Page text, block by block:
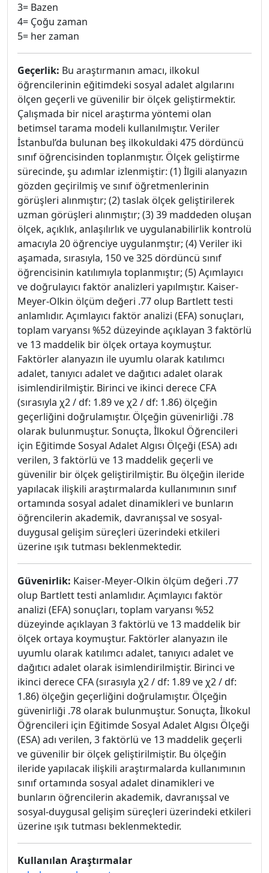
3= Bazen
4= Çoğu zaman
5= her zaman
Geçerlik: Bu araştırmanın amacı, ilkokul
öğrencilerinin eğitimdeki sosyal adalet algılarını
ölçen geçerli ve güvenilir bir ölçek geliştirmektir.
Çalışmada bir nicel araştırma yöntemi olan
betimsel tarama modeli kullanılmıştır. Veriler
İstanbul’da bulunan beş ilkokuldaki 475 dördüncü
sınıf öğrencisinden toplanmıştır. Ölçek geliştirme
sürecinde, şu adımlar izlenmiştir: (1) İlgili alanyazın
gözden geçirilmiş ve sınıf öğretmenlerinin
görüşleri alınmıştır; (2) taslak ölçek geliştirilerek
uzman görüşleri alınmıştır; (3) 39 maddeden oluşan
ölçek, açıklık, anlaşılırlık ve uygulanabilirlik kontrolü
amacıyla 20 öğrenciye uygulanmştır; (4) Veriler iki
aşamada, sırasıyla, 150 ve 325 dördüncü sınıf
öğrencisinin katılımıyla toplanmıştır; (5) Açımlayıcı
ve doğrulayıcı faktör analizleri yapılmıştır. Kaiser-
Meyer-Olkin ölçüm değeri .77 olup Bartlett testi
anlamlıdır. Açımlayıcı faktör analizi (EFA) sonuçları,
toplam varyansı %52 düzeyinde açıklayan 3 faktörlü
ve 13 maddelik bir ölçek ortaya koymuştur.
Faktörler alanyazın ile uyumlu olarak katılımcı
adalet, tanıyıcı adalet ve dağıtıcı adalet olarak
isimlendirilmiştir. Birinci ve ikinci derece CFA
(sırasıyla χ2 / df: 1.89 ve χ2 / df: 1.86) ölçeğin
geçerliğini doğrulamıştır. Ölçeğin güvenirliği .78
olarak bulunmuştur. Sonuçta, İlkokul Öğrencileri
için Eğitimde Sosyal Adalet Algısı Ölçeği (ESA) adı
verilen, 3 faktörlü ve 13 maddelik geçerli ve
güvenilir bir ölçek geliştirilmiştir. Bu ölçeğin ileride
yapılacak ilişkili araştırmalarda kullanımının sınıf
ortamında sosyal adalet dinamikleri ve bunların
öğrencilerin akademik, davranışsal ve sosyal-
duygusal gelişim süreçleri üzerindeki etkileri
üzerine ışık tutması beklenmektedir.
Güvenirlik: Kaiser-Meyer-Olkin ölçüm değeri .77
olup Bartlett testi anlamlıdır. Açımlayıcı faktör
analizi (EFA) sonuçları, toplam varyansı %52
düzeyinde açıklayan 3 faktörlü ve 13 maddelik bir
ölçek ortaya koymuştur. Faktörler alanyazın ile
uyumlu olarak katılımcı adalet, tanıyıcı adalet ve
dağıtıcı adalet olarak isimlendirilmiştir. Birinci ve
ikinci derece CFA (sırasıyla χ2 / df: 1.89 ve χ2 / df:
1.86) ölçeğin geçerliğini doğrulamıştır. Ölçeğin
güvenirliği .78 olarak bulunmuştur. Sonuçta, İlkokul
Öğrencileri için Eğitimde Sosyal Adalet Algısı Ölçeği
(ESA) adı verilen, 3 faktörlü ve 13 maddelik geçerli
ve güvenilir bir ölçek geliştirilmiştir. Bu ölçeğin
ileride yapılacak ilişkili araştırmalarda kullanımının
sınıf ortamında sosyal adalet dinamikleri ve
bunların öğrencilerin akademik, davranışsal ve
sosyal-duygusal gelişim süreçleri üzerindeki etkileri
üzerine ışık tutması beklenmektedir.
Kullanılan Araştırmalar